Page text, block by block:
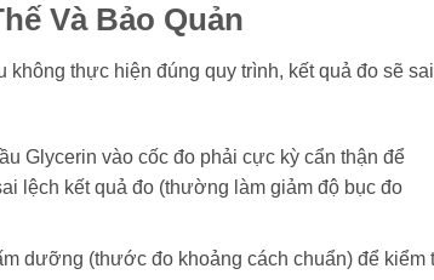
Và Bảo Quản
thực hiện đúng quy trình, kết quả đo sẽ sai
Glycerin vào cốc đo phải cực kỳ cẩn thận để
lệch kết quả đo (thường làm giảm độ bục đo
dưỡng (thước đo khoảng cách chuẩn) để kiểm